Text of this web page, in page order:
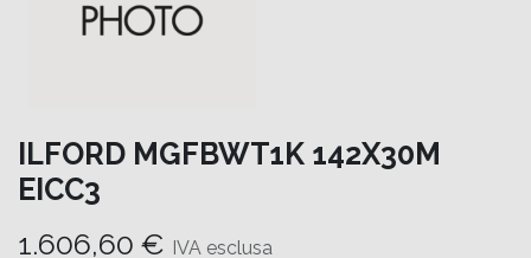
ILFORD MGFBWT1K 142X30M
EICC3
1.606,60 € IVA esclusa